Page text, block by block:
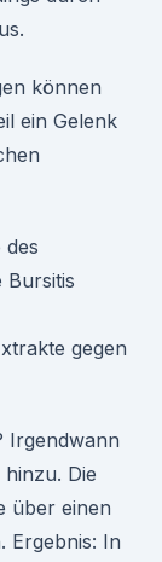
können
ein Gelenk
Bursitis
gegen
Irgendwann
Die
über einen
Ergebnis: In